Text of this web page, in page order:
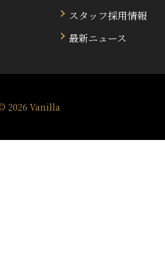
スタッフ採用情報
最新ニュース
2026 Vanilla